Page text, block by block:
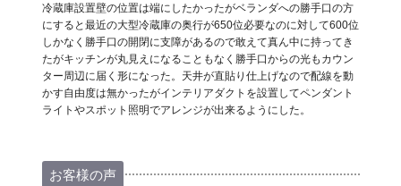
冷蔵庫設置壁の位置は端にしたかったがベランダへの勝手口の方
にすると最近の大型冷蔵庫の奥行が650位必要なのに対して600位
しかなく勝手口の開閉に支障があるので敢えて真ん中に持ってき
たがキッチンが丸見えになることもなく勝手口からの光もカウン
ター周辺に届く形になった。天井が直貼り仕上げなので配線を動
かす自由度は無かったがインテリアダクトを設置してペンダント
ライトやスポット照明でアレンジが出来るようにした。
お客様の声